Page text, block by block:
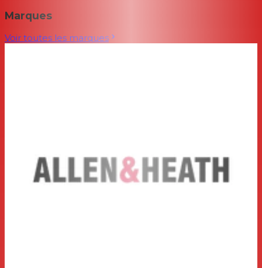
Marques
Voir toutes les marques